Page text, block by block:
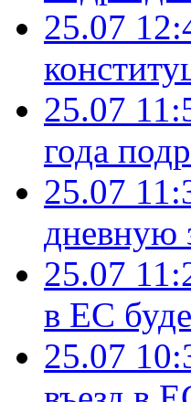
25.07
25.07
года
25.07
дневную
25.07
в ЕС
25.07